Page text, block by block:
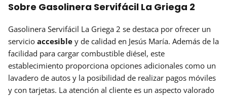
Sobre Gasolinera Servifácil La Griega 2
Gasolinera Servifácil La Griega 2 se destaca por ofrecer un
servicio accesible y de calidad en Jesús María. Además de la
facilidad para cargar combustible diésel, este
establecimiento proporciona opciones adicionales como un
lavadero de autos y la posibilidad de realizar pagos móviles
y con tarjetas. La atención al cliente es un aspecto valorado